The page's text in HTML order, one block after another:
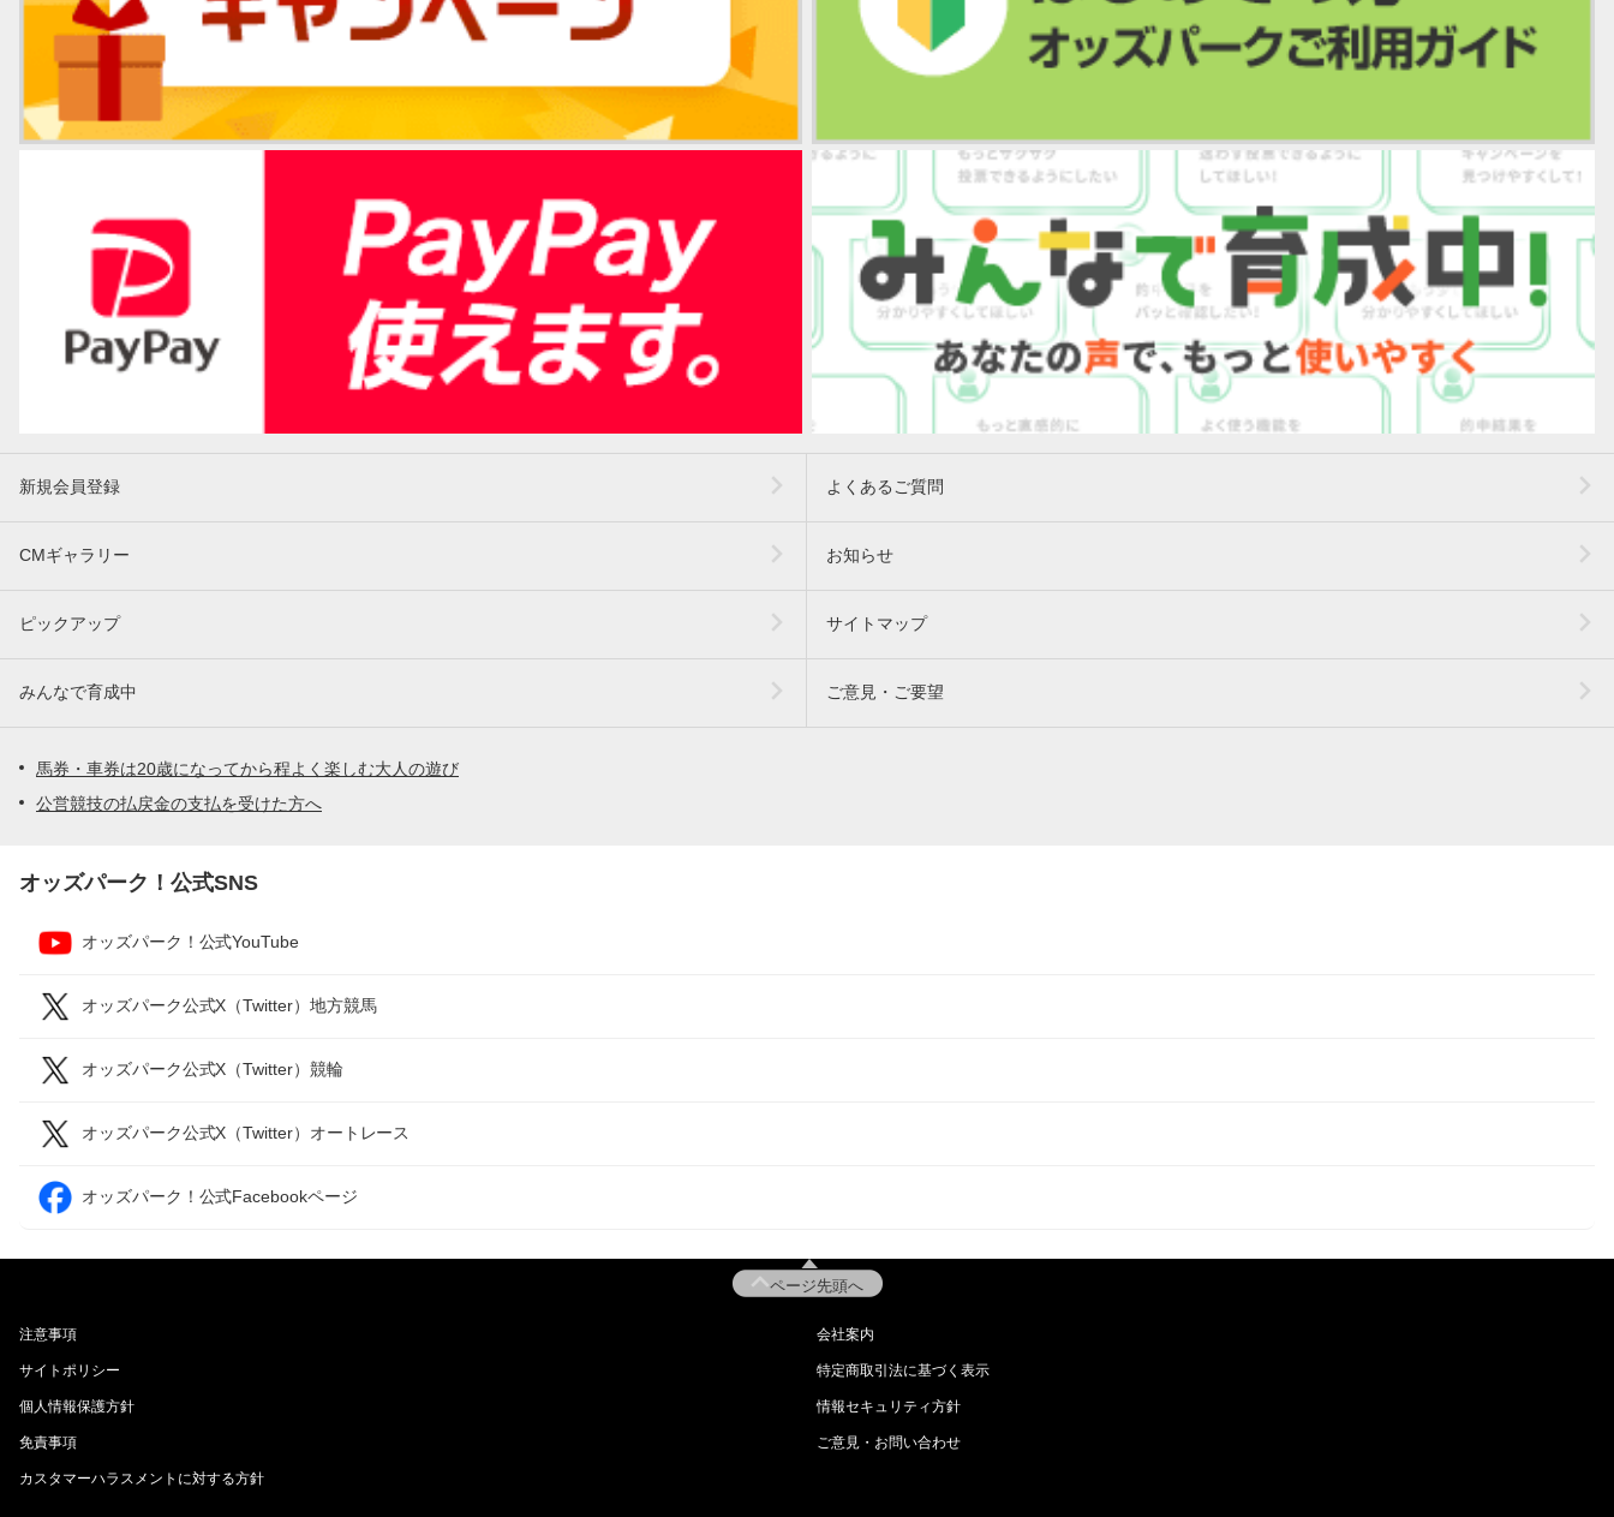
新規会員登録 よくあるご質問
CMギャラリー お知らせ
ピックアップ サイトマップ
みんなで育成中 ご意見・ご要望
馬券・車券は20歳になってから程よく楽しむ大人の遊び
公営競技の払戻金の支払を受けた方へ
オッズパーク！公式SNS
オッズパーク！公式YouTube
オッズパーク公式X（Twitter）地方競馬
オッズパーク公式X（Twitter）競輪
オッズパーク公式X（Twitter）オートレース
オッズパーク！公式Facebookページ
ページ先頭へ
注意事項 会社案内
サイトポリシー 特定商取引法に基づく表示
個人情報保護方針 情報セキュリティ方針
免責事項 ご意見・お問い合わせ
カスタマーハラスメントに対する方針